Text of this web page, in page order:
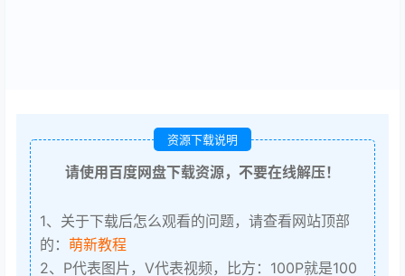
资源下载说明
请使用百度网盘下载资源，不要在线解压！
1、关于下载后怎么观看的问题，请查看网站顶部
的： 萌新教程
2、P代表图片，V代表视频，比方：100P就是100